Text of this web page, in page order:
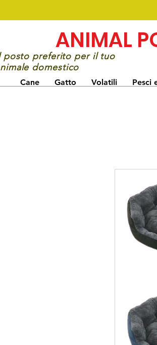
Cane Gatto Volatili Pesci
ANIMAL
posto preferito per il tuo
domestico